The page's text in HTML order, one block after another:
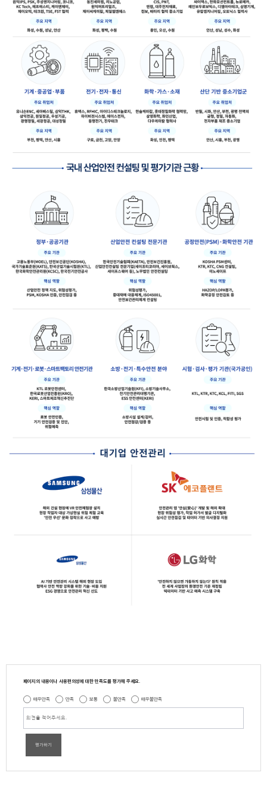
페이지의 내용이나 사용편의성에 대한 만족도를 평가해 주세요.
매우만족 만족 보통 불만족 매우불만족
평가하기